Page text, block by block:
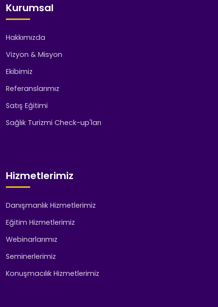
Kurumsal
Hakkımızda
Vizyon & Misyon
Ekibimiz
Referanslarımız
Satış Eğitimi
Sağlık Turizmi Check-up'ları
Hizmetlerimiz
Danışmanlık Hizmetlerimiz
Eğitim Hizmetlerimiz
Webinarlarımız
Seminerlerimiz
Konuşmacılık Hizmetlerimiz